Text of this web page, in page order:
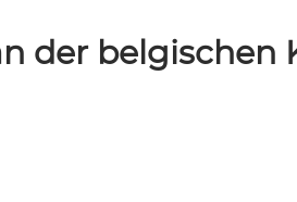
der belgischen